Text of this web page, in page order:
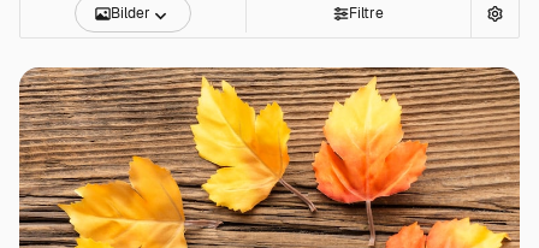
Bilder Filtre